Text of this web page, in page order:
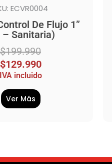
ECVR0004
De Flujo 1”
– Sanitaria)
$199.990
$129.990
IVA incluido
Ver Más